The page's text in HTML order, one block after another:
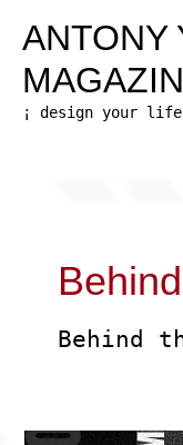
springen
ANTONY
MAGAZIN
¡ design your
Behind